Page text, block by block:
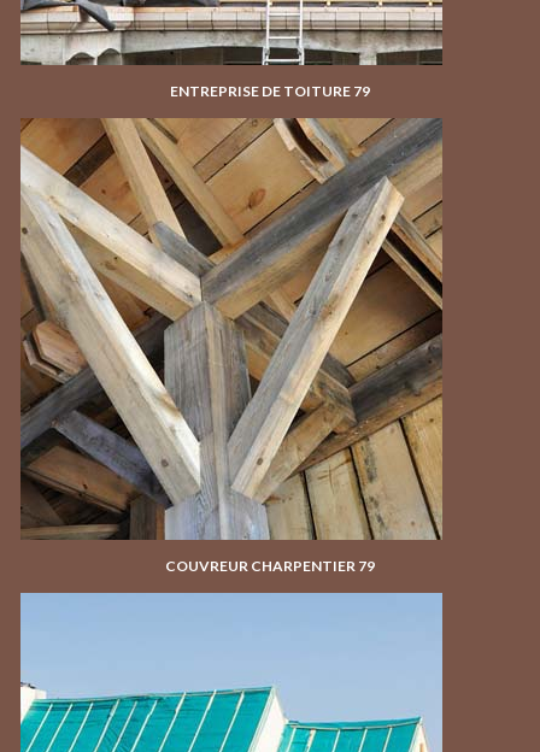
ENTREPRISE DE TOITURE 79
COUVREUR CHARPENTIER 79